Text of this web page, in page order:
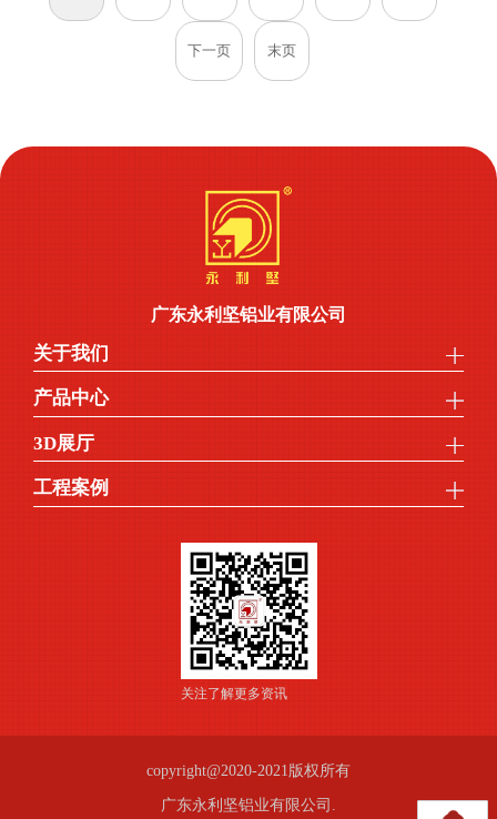
下一页 末页
广东永利坚铝业有限公司
关于我们
产品中心
3D展厅
工程案例
关注了解更多资讯
copyright@2020-2021版权所有
广东永利坚铝业有限公司.